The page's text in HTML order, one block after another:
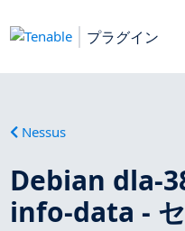
プラグイン
Nessus
Debian dla-
info-data -